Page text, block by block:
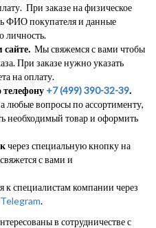
При заказе на физическое
ФИО покупателя и данные
личность.
Мы свяжемся с вами чтобы
При заказе нужно указать
на оплату.
телефону +7 (499) 390-32-39.
любые вопросы по ассортименту,
необходимый товар и оформить
через специальную кнопку на
с вами и
к специалистам компании через
Telegram.
в сотрудничестве с